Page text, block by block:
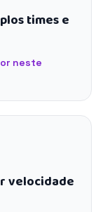
times e
neste
velocidade